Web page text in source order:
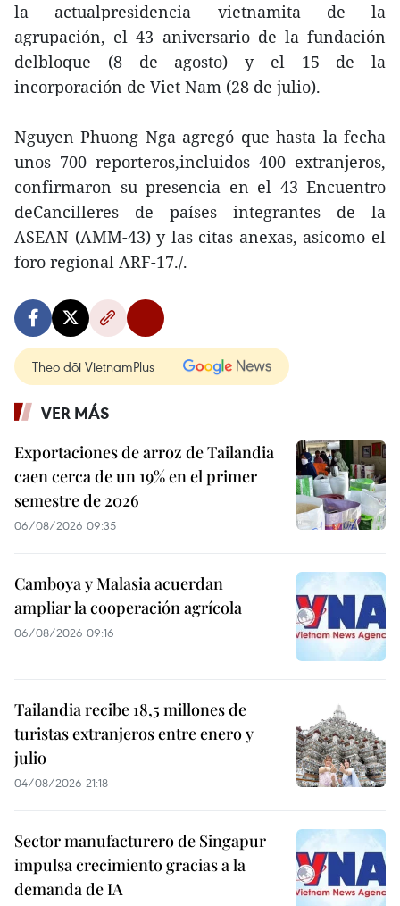
la actualpresidencia vietnamita de la
agrupación, el 43 aniversario de la fundación
delbloque (8 de agosto) y el 15 de la
incorporación de Viet Nam (28 de julio).
Nguyen Phuong Nga agregó que hasta la fecha
unos 700 reporteros,incluidos 400 extranjeros,
confirmaron su presencia en el 43 Encuentro
deCancilleres de países integrantes de la
ASEAN (AMM-43) y las citas anexas, asícomo el
foro regional ARF-17./.
Theo dõi VietnamPlus
VER MÁS
Exportaciones de arroz de Tailandia
caen cerca de un 19% en el primer
semestre de 2026
06/08/2026 09:35
Camboya y Malasia acuerdan
ampliar la cooperación agrícola
06/08/2026 09:16
Tailandia recibe 18,5 millones de
turistas extranjeros entre enero y
julio
04/08/2026 21:18
Sector manufacturero de Singapur
impulsa crecimiento gracias a la
demanda de IA